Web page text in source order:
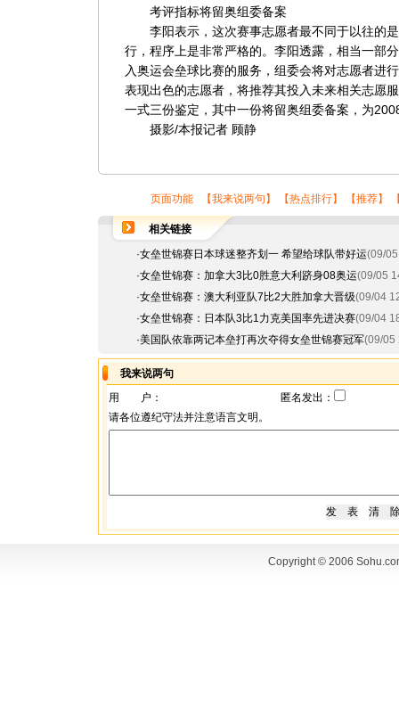
考评指标将留奥组委备案
李阳表示，这次赛事志愿者最不同于以往的是
行，程序上是非常严格的。李阳透露，相当一部
入奥运会垒球比赛的服务，组委会将对志愿者进
表现出色的志愿者，将推荐其投入未来相关志愿
一式三份鉴定，其中一份将留奥组委备案，为
摄影/本报记者 顾静
页面功能 【我来说两句 】 【热点排行】 【推荐】
相关链接
·女垒世锦赛日本球迷整齐划一 希望给球队带好运(09/
·女垒世锦赛：加拿大3比0胜意大利跻身08奥运(09/05
·女垒世锦赛：澳大利亚队7比2大胜加拿大晋级(09/04
·女垒世锦赛：日本队3比1力克美国率先进决赛(09/04
·美国队依靠两记本垒打再次夺得女垒世锦赛冠军(09/05
我来说两句
用 户：
匿名发出：
请各位遵纪守法并注意语言文明。
Copyright © 2006